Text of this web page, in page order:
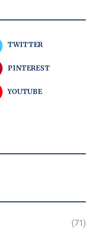
TWITTER
PINTEREST
YOUTUBE
(71)